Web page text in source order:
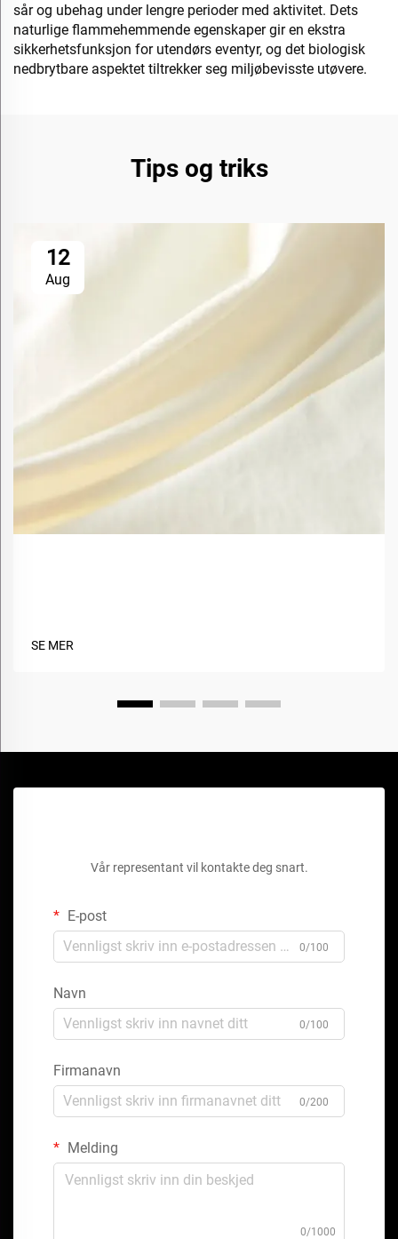
sår og ubehag under lengre perioder med aktivitet. Dets
naturlige flammehemmende egenskaper gir en ekstra
sikkerhetsfunksjon for utendørs eventyr, og det biologisk
nedbrytbare aspektet tiltrekker seg miljøbevisste utøvere.
Tips og triks
12
Aug
SE MER
Vår representant vil kontakte deg snart.
E-post
0/100
Navn
0/100
Firmanavn
0/200
Melding
0/1000